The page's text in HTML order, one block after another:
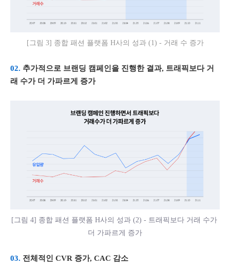
[그림 3] 종합 패션 플랫폼 H사의 성과 (1) - 거래 수 증가
02. 추가적으로 브랜딩 캠페인을 진행한 결과, 트래픽보다 거
래 수가 더 가파르게 증가
[그림 4] 종합 패션 플랫폼 H사의 성과 (2) - 트래픽보다 거래 수가
더 가파르게 증가
03. 전체적인 CVR 증가, CAC 감소